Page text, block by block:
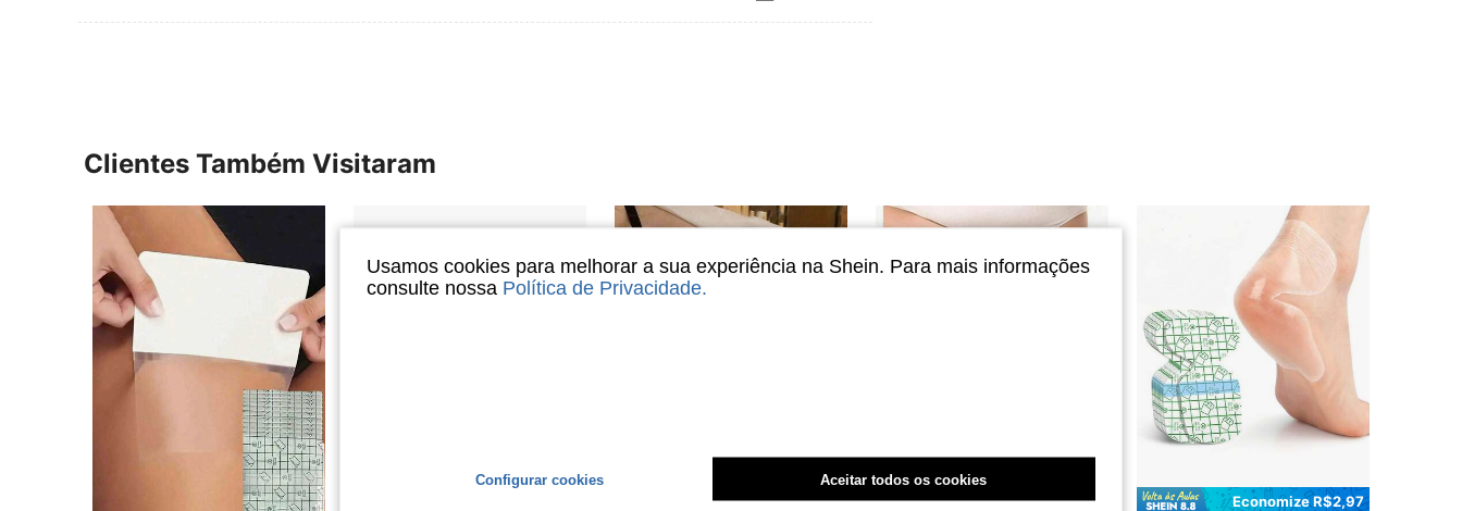
Clientes Também Visitaram
Economize R$0,11 Economize R$1,19 Economize R$2,97
Usamos cookies para melhorar a sua experiência na Shein. Para mais informações
consulte nossa Política de Privacidade.
Configurar cookies Aceitar todos os cookies